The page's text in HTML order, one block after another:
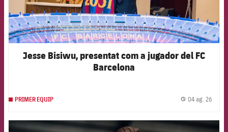
Jesse Bisiwu, presentat com a jugador del FC
Barcelona
PRIMER EQUIP 04 ag. 26
FCB Barcelona badge